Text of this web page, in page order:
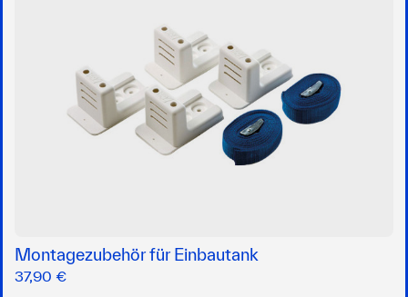
Montagezubehör für Einbautank
37,90 €